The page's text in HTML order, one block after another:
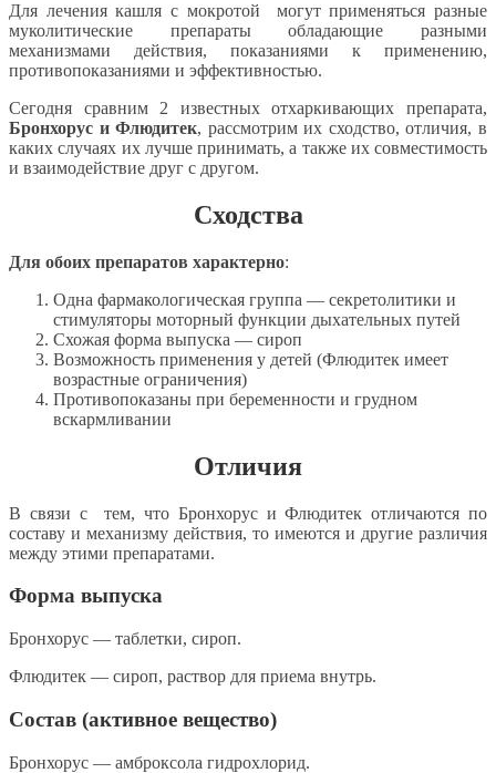
Для лечения кашля с мокротой могут применяться разные
муколитические препараты обладающие разными
механизмами действия, показаниями к применению,
противопоказаниями и эффективностью.
Сегодня сравним 2 известных отхаркивающих препарата,
Бронхорус и Флюдитек, рассмотрим их сходство, отличия, в
каких случаях их лучше принимать, а также их совместимость
и взаимодействие друг с другом.
Сходства
Для обоих препаратов характерно:
Одна фармакологическая группа — секретолитики и
стимуляторы моторный функции дыхательных путей
Схожая форма выпуска — сироп
Возможность применения у детей (Флюдитек имеет
возрастные ограничения)
Противопоказаны при беременности и грудном
вскармливании
Отличия
В связи с тем, что Бронхорус и Флюдитек отличаются по
составу и механизму действия, то имеются и другие различия
между этими препаратами.
Форма выпуска
Бронхорус — таблетки, сироп.
Флюдитек — сироп, раствор для приема внутрь.
Состав (активное вещество)
Бронхорус — амброксола гидрохлорид.